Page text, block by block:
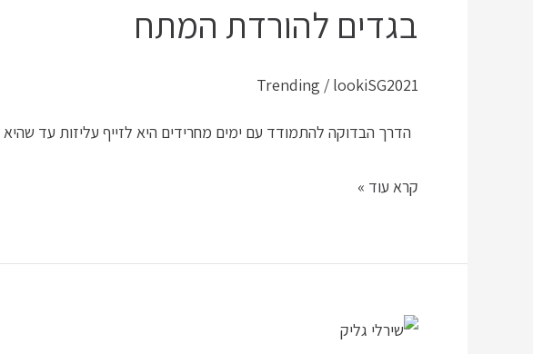
בגדים להורדת המתח
Trending / lookiSG2021
הדרך הבדוקה להתמודד עם ימים מחרידים היא לזייף עליזות עד
המתח
קרא עוד »
מחשוף